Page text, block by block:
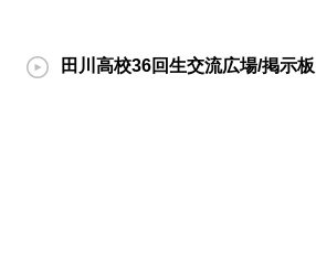
田川高校36回生交流広場/掲示板